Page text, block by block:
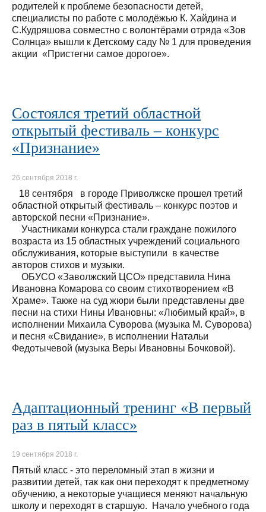
родителей к проблеме безопасности детей,
специалисты по работе с молодёжью К. Хайдина и
С.Кудряшова совместно с волонтёрами отряда «Зов
Солнца» вышли к Детскому саду № 1 для проведения
акции «Пристегни самое дорогое».
Состоялся третий областной
открытый фестиваль – конкурс
«Признание»
26 сентября 2018 г.
18 сентября в городе Приволжске прошел третий
областной открытый фестиваль – конкурс поэтов и
авторской песни «Признание».
Участниками конкурса стали граждане пожилого
возраста из 15 областных учреждений социального
обслуживания, которые выступили в качестве
авторов стихов и музыки.
ОБУСО «Заволжский ЦСО» представила Нина
Ивановна Комарова со своим стихотворением «В
Храме». Также на суд жюри были представлены две
песни на стихи Нины Ивановны: «Любимый край», в
исполнении Михаила Суворова (музыка М. Суворова)
и песня «Свидание», в исполнении Натальи
Федотычевой (музыка Веры Ивановны Бочковой).
Адаптационный тренинг «В первый
раз в пятый класс»
19 сентября 2018 г.
Пятый класс - это переломный этап в жизни и
развитии детей, так как они переходят к предметному
обучению, а некоторые учащиеся меняют начальную
школу и переходят в старшую. Начало учебного года